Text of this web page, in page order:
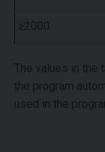
≥2000
The values in the
the program
used in the